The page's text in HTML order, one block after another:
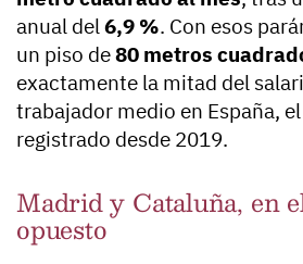
anual del6,9 %. Con esos
un piso de80 metros
exactamente la mitad del
trabajador medio en España,
registrado desde 2019.
Madrid y Cataluña, en
opuesto